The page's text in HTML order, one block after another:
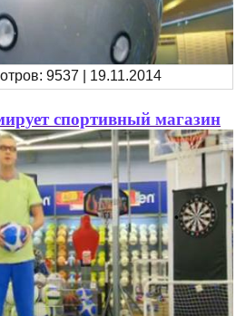
9537 | 19.11.2014
спортивный магазин